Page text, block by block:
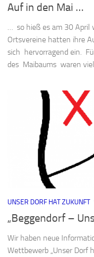
Auf in den Mai …
… so hieß es am 30
Ortsvereine hatten ihre
sich hervorragend ein.
des Maibaums waren
UNSER DORF HAT ZUKUNFT
„Beggendorf –
Wir haben neue
Wettbewerb „Unser Dorf